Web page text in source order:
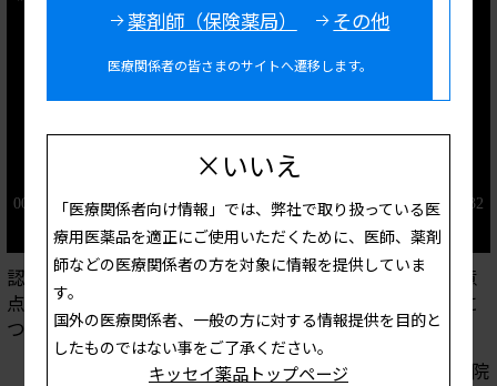
認知症合併透析患者さんに対する看護のポイントと注意
点、通院透析を維持するために必要不可欠な家族支援に
ついてご紹介します。
澤村 美海 先生 新生会第一病院
薬剤師（保険薬局）
その他
医療関係者の皆さまのサイトへ遷移します。
×いいえ
「医療関係者向け情報」では、弊社で取り扱っている医
療用医薬品を適正にご使用いただくために、医師、薬剤
師などの医療関係者の方を対象に情報を提供していま
す。
国外の医療関係者、一般の方に対する情報提供を目的と
したものではない事をご了承ください。
キッセイ薬品トップページ